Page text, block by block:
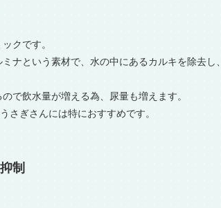
クです。
ナという素材で、水の中にあるカルキを除去
で飲水量が増える為、尿量も増えます。
さぎさんには特におすすめです。
制